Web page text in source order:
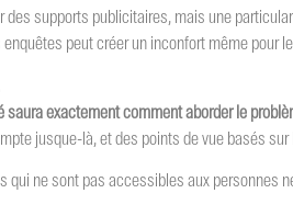
des supports publicitaires, mais une
peut créer un inconfort même pour
saura exactement comment aborder le
jusque-là, et des points de vue basés
qui ne sont pas accessibles aux personnes